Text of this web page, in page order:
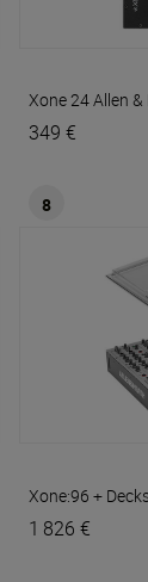
Xone 24Allen
349 €
8
Xone:96 +
1 826 €